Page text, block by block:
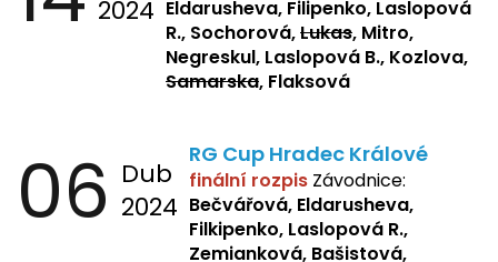
2024 Eldarusheva, Filipenko, Laslopová
R., Sochorová,Lukas, Mitro,
Negreskul, Laslopová B., Kozlova,
Samarska, Flaksová
06 Dub
2024
RG Cup Hradec Králové
finální rozpis Závodnice:
Bečvářová, Eldarusheva,
Filkipenko, Laslopová R.,
Zemianková, Bašistová,